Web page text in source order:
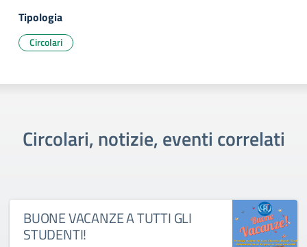
Tipologia
Circolari
Circolari, notizie, eventi correlati
BUONE VACANZE A TUTTI GLI
STUDENTI!